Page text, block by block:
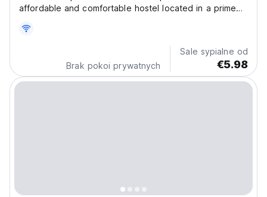
affordable and comfortable hostel located in a prime
station and 150 meters from the Bus Stand. Our hostel
is ideally situated within minutes of IIT Chennai, Tidel...
Brak pokoi prywatnych
Sale sypialne od
€5.98